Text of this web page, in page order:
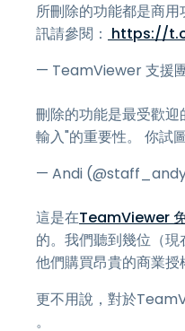
所刪除的功能都是商
訊請參閱： https://
— TeamViewer 支援
刪除的功能是最受歡
輸入"的重要性。 你試
— Andi
這是在TeamViewer
的。我們聽到幾位（
他們購買昂貴的商業授
更不用說，對於
。